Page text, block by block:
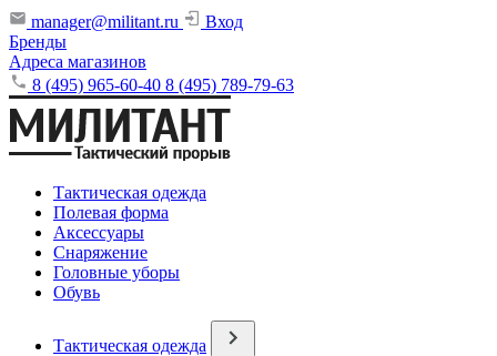
manager@militant.ru
Вход
Бренды
Адреса магазинов
8 (495) 965-60-40 8 (495) 789-79-63
Тактическая одежда
Полевая форма
Аксессуары
Снаряжение
Головные уборы
Обувь
Тактическая одежда